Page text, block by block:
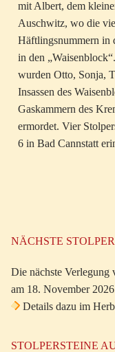
mit Albert, dem
Auschwitz, wo die
Häftlingsnummern in
in den
wurden Otto, Sonja,
Insassen des
Gaskammern des
ermordet. Vier
6 in Bad Cannstatt
NÄCHSTE
Die nächste Verlegung
am 18. November
Details dazu im
STOLPERSTEINE